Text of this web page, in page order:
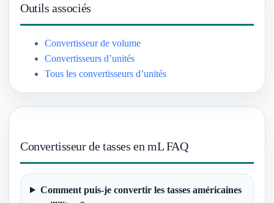
Outils associés
Convertisseur de volume
Convertisseurs d’unités
Tous les convertisseurs d’unités
Convertisseur de tasses en mL FAQ
Comment puis-je convertir les tasses américaines